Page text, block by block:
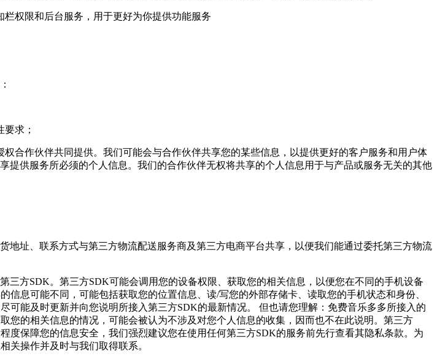
权限和后台服务，用于更好为你提供功能服务
求；
合作伙伴共同提供。我们可能会与合作伙伴共享您的某些信息，以提供更好的客户服务和用户体
供服务所必须的个人信息。我们的合作伙伴无权将共享的个人信息用于与产品或服务无关的其他
址、联系方式与第三方物流配送服务商及第三方电商平台共享，以便我们能通过委托第三方物流
方SDK。第三方SDK可能会调用您的设备权限、获取您的相关信息，以便您在不同的手机设备
息可能不同，可能包括获取您的位置信息、读/写您的外部存储卡、读取您的手机状态和身份、
能及时更新并向您说明所接入第三方SDK的最新情况。 但也请您理解：免费音乐多多所接入的
的相关信息的情况，可能会被认为不涉及对您个人信息的收集，因而也不在此说明。第三方
保障您的信息安全，我们强烈建议您在使用任何第三方SDK的服务前先行查看其隐私条款。为
关操作并及时与我们取得联系。